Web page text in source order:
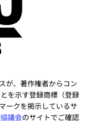
が、著作権者からコン
を示す登録商標（登録
ークを掲示しているサ
議会のサイトでご確認